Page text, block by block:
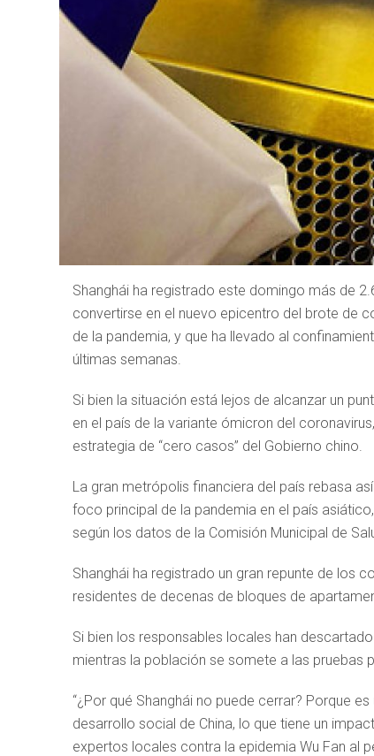
Shanghái ha registrado este domingo más de
convertirse en el nuevo epicentro del brote de
de la pandemia, y que ha llevado al
últimas semanas.
Si bien la situación está lejos de alcanzar un
en el país de la variante ómicron del
estrategia de “cero casos” del Gobierno chino.
La gran metrópolis financiera del país rebasa
foco principal de la pandemia en el país
según los datos de la Comisión Municipal de
Shanghái ha registrado un gran repunte de los
residentes de decenas de bloques de
Si bien los responsables locales han
mientras la población se somete a las pruebas
“¿Por qué Shanghái no puede cerrar? Porque
desarrollo social de China, lo que tiene un
expertos locales contra la epidemia Wu Fan al